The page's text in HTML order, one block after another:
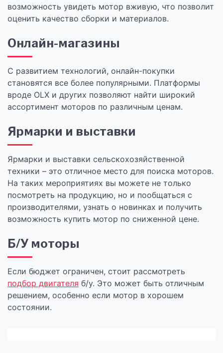
возможность увидеть мотор вживую, что позволит
оценить качество сборки и материалов.
Онлайн-магазины
С развитием технологий, онлайн-покупки
становятся все более популярными. Платформы
вроде OLX и других позволяют найти широкий
ассортимент моторов по различным ценам.
Ярмарки и выставки
Ярмарки и выставки сельскохозяйственной
техники – это отличное место для поиска моторов.
На таких мероприятиях вы можете не только
посмотреть на продукцию, но и пообщаться с
производителями, узнать о новинках и получить
возможность купить мотор по сниженной цене.
Б/У моторы
Если бюджет ограничен, стоит рассмотреть
подбор двигателя б/у. Это может быть отличным
решением, особенно если мотор в хорошем
состоянии.